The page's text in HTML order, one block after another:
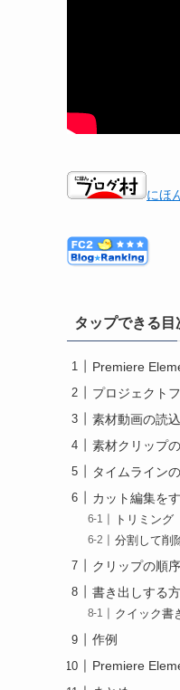
にほ
タップできる目
Premiere
プロジェクト
素材動画の読
素材クリップ
タイムライン
カット編集を
トリミング
分割して削
クリップの順
書き出しする
クイック書
作例
Premiere